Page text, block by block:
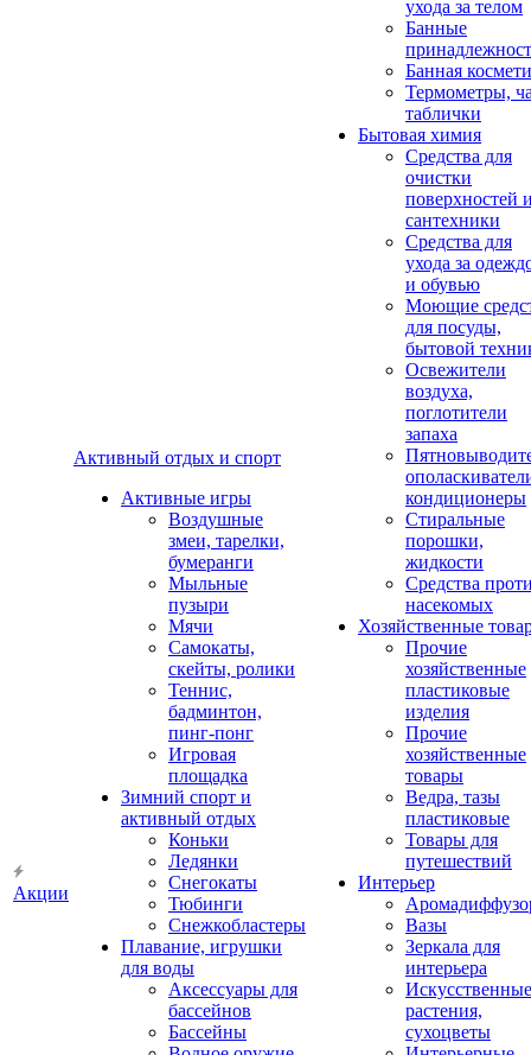
Акции
Активный отдых и спорт
Активные игры
Воздушные
змеи, тарелки,
бумеранги
Мыльные
пузыри
Мячи
Самокаты,
скейты, ролики
Теннис,
бадминтон,
пинг-понг
Игровая
площадка
Зимний спорт и
активный отдых
Коньки
Ледянки
Снегокаты
Тюбинги
Снежкобластеры
Плавание, игрушки
для воды
Аксессуары для
бассейнов
Бассейны
ухода за телом
Банные
Банная
Термометры,
таблички
Бытовая химия
Средства для
очистки
поверхностей
сантехники
Средства для
ухода за
и обувью
Моющие
для посуды,
бытовой
Освежители
воздуха,
поглотители
запаха
кондиционеры
Стиральные
порошки,
жидкости
Средства
насекомых
Хозяйственные
Прочие
хозяйственные
пластиковые
изделия
Прочие
хозяйственные
товары
Ведра, тазы
пластиковые
Товары для
путешествий
Интерьер
Вазы
Зеркала для
интерьера
Искусственные
растения,
сухоцветы